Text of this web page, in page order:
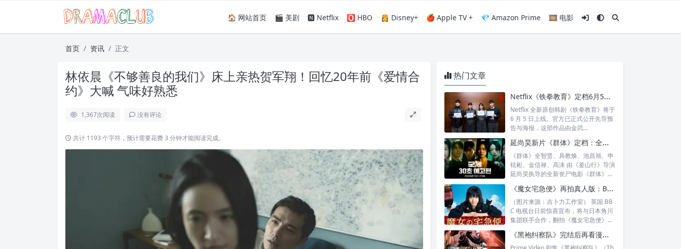
🏠 网站首页 🎬 美剧 🅽 Netflix 🅾️ HBO 👸 Disney+ 🍎 Apple TV + 💎 Amazon Prime 🎞️ 电影
首页 资讯 正文
林依晨《不够善良的我们》床上亲热贺军翔！回忆20年前《爱情合
约》大喊 气味好熟悉
1,367次阅读 没有评论
共计 1193 个字符，预计需要花费 3 分钟才能阅读完成。
热门文章
Netflix《铁拳教育》定档6月5日：金武烈、李星民集结出击，这次要用铁腕重整失控校园
Netflix 全新原创韩剧《铁拳教育》将于
6 月 5 日上线。官方已正式公开先导预
告与海报，这部作品由金武...
延尚昊新片《群体》定档：全智贤时隔11年回归大银幕，池昌旭、具教焕联手闯丧尸危机
《群体》全智贤、具教焕、池昌旭、申
铉彬、金信禄、高洙 由《釜山行》导演
延尚昊执导的全新丧尸电影《群体》正
《魔女宅急便》再拍真人版：BBC 联手角川打造“英国版”剧集
（图片来源：吉卜力工作室） 英国 BB
C 电视台日前惊喜宣布，将与日本角川
集团联手合作，翻拍《魔女宅急便》的
《黑袍纠察队》完结后再看漫画结局：护国超人之死，比剧版残酷得多